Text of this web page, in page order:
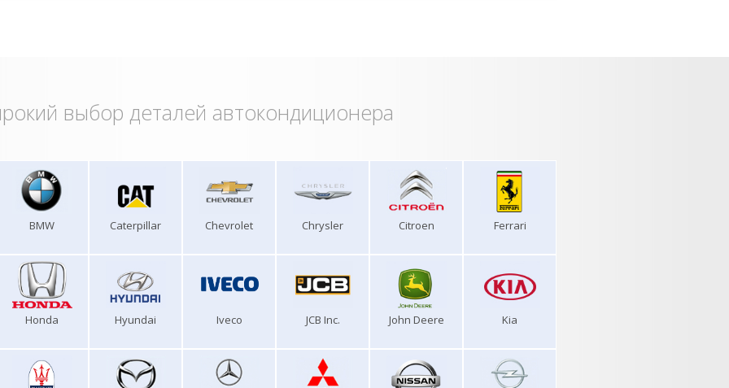
выбор деталей автокондиционера
BMW Caterpillar Chevrolet Chrysler Citroen Ferrari
Honda Hyundai Iveco JCB Inc. John Deere Kia